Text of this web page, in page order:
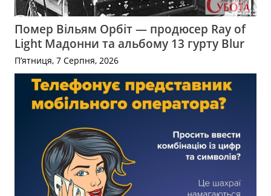
Помер Вільям Орбіт — продюсер Ray of
Light Мадонни та альбому 13 гурту Blur
П’ятниця, 7 Серпня, 2026